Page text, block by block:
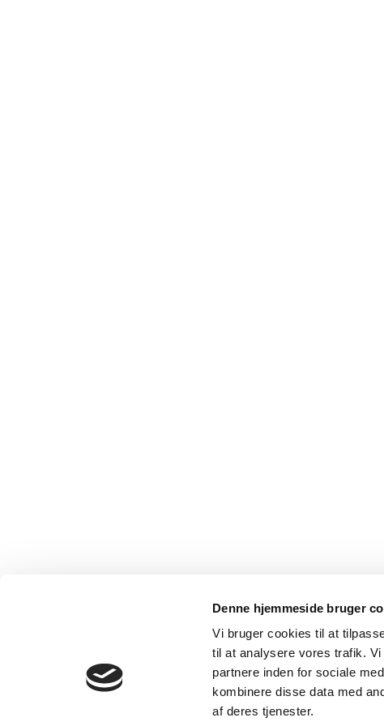
Denne hjemmeside bruger
Vi bruger cookies til at
til at analysere vores trafik.
partnere inden for sociale
kombinere disse data med
af deres tjenester.